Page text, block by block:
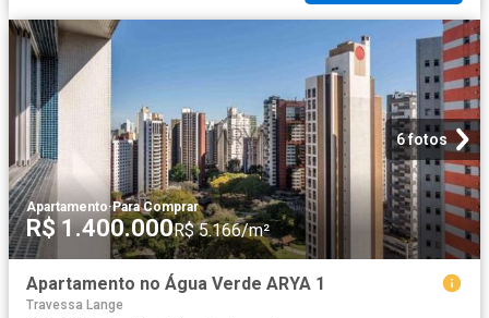
6 fotos
Apartamento·Para Comprar
R$ 1.400.000R$ 5.166/m²
Apartamento no Água Verde ARYA 1
Travessa Lange